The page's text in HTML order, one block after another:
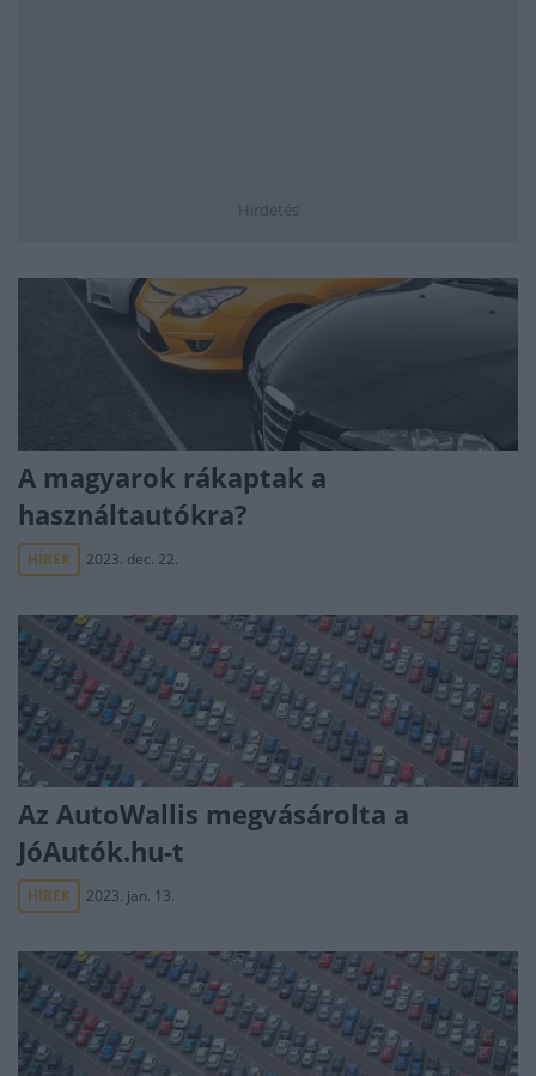
Hirdetés
A magyarok rákaptak a
használtautókra?
HÍREK 2023. dec. 22.
Az AutoWallis megvásárolta a
JóAutók.hu-t
HÍREK 2023. jan. 13.